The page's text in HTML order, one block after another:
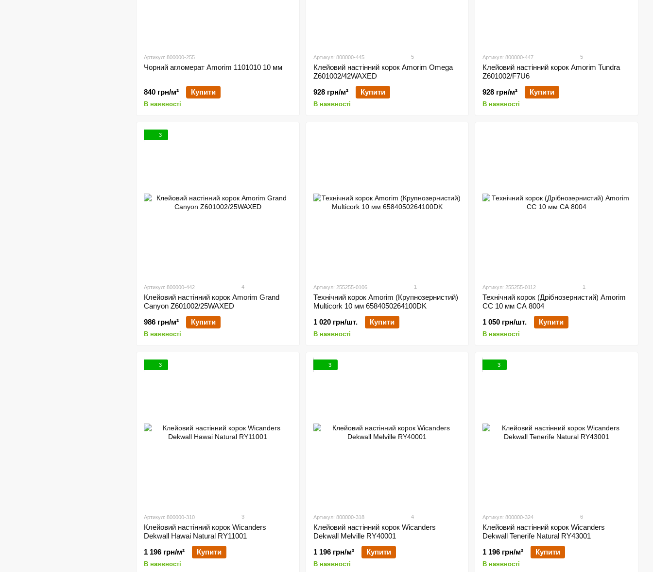
Артикул: 800000-255
Чорний агломерат Amorim 1101010 10 мм
840 грн/м² Купити
В наявності
Артикул: 800000-445 5
Клейовий настінний корок Amorim Omega
Z601002/42WAXED
928 грн/м²
Купити
В наявності
Артикул: 800000-447 5
Клейовий настінний корок Amorim Tundra
Z601002/F7U6
928 грн/м²
Купити
В наявності
3
Артикул: 800000-442 4
Клейовий настінний корок Amorim Grand
Canyon Z601002/25WAXED
986 грн/м²
Купити
В наявності
Артикул: 255255-0106 1
Технічний корок Amorim (Крупнозернистий)
Multicork 10 мм 6584050264100DK
1 020 грн/шт.
Купити
В наявності
Артикул: 255255-0112 1
Технічний корок (Дрібнозернистий) Amorim
CC 10 мм СА 8004
1 050 грн/шт.
Купити
В наявності
3
Артикул: 800000-310 3
Клейовий настінний корок Wicanders
Dekwall Hawai Natural RY11001
1 196 грн/м²
Купити
В наявності
3
Артикул: 800000-318 4
Клейовий настінний корок Wicanders
Dekwall Melville RY40001
1 196 грн/м²
Купити
В наявності
3
Артикул: 800000-324 6
Клейовий настінний корок Wicanders
Dekwall Tenerife Natural RY43001
1 196 грн/м²
Купити
В наявності